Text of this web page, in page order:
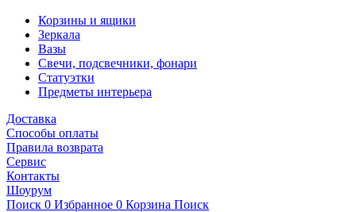
Корзины и ящики
Зеркала
Вазы
Свечи, подсвечники, фонари
Статуэтки
Предметы интерьера
Доставка
Способы оплаты
Правила возврата
Сервис
Контакты
Шоурум
Поиск 0 Избранное 0 Корзина Поиск